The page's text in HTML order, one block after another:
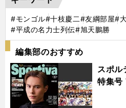
#モンゴル#十枝慶二#友綱部屋#
#平成の名力士列伝#旭天鵬勝
編集部のおすすめ
スポ
特集